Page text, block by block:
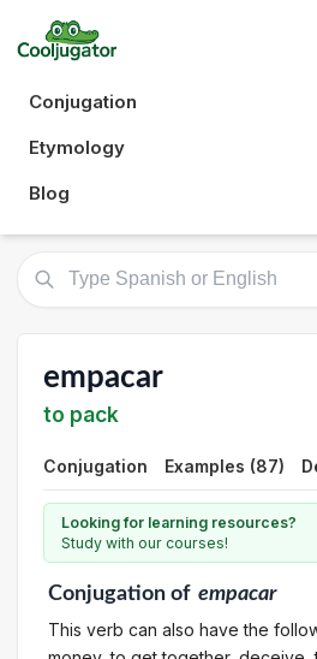
Conjugation
Etymology
Blog
empacar
to pack
Conjugation Examples (87)
Looking for learning resources?
Study with our courses!
Conjugationof empacar
This verb can also have the